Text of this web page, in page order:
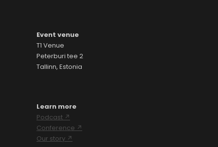
Event venue
T1 Venue
Peterburi tee 2
Tallinn, Estonia
Learn more
Podcast ↗
Conference ↗
Our story ↗